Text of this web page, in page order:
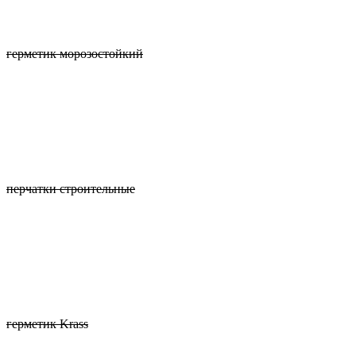
герметик морозостойкий
перчатки строительные
герметик Krass